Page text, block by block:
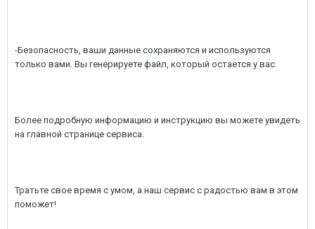
-Безопасность, ваши данные сохраняются и используются
только вами. Вы генерируете файл, который остается у вас.
Более подробную информацию и инструкцию вы можете увидеть
на главной странице сервиса.
Тратьте свое время с умом, а наш сервис с радостью вам в этом
поможет!